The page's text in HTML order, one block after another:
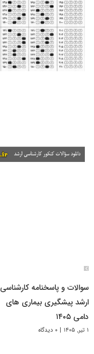
سوالات و پاسخنامه کارشناسی
ارشد پیشگیری بیماری های
دامی ۱۴۰۵
۱ تیر, ۱۴۰۵ | ۰ دیدگاه